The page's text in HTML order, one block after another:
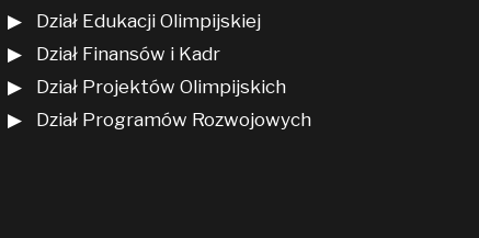
Dział Edukacji Olimpijskiej
Dział Finansów i Kadr
Dział Projektów Olimpijskich
Dział Programów Rozwojowych